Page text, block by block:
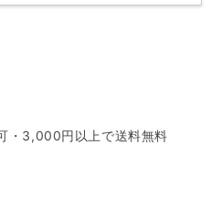
・3,000円以上で送料無料